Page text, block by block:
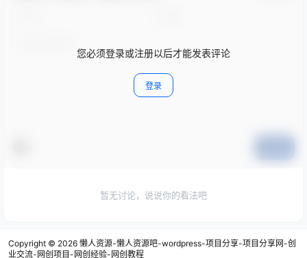
您必须登录或注册以后才能发表评论
登录
暂无讨论，说说你的看法吧
Copyright © 2026 懒人资源-懒人资源吧-wordpress-项目分享-项目分享网-创
业交流-网创项目-网创经验-网创教程